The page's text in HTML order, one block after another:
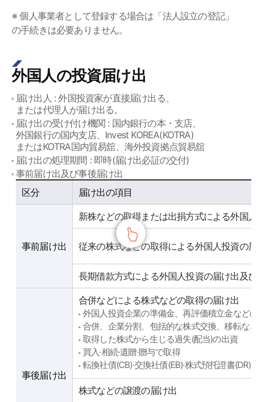
※ 個人事業者として登録する場合は「法人設立の登記」
の手続きは必要ありません。
外国人の投資届け出
届け出人 : 外国投資家が直接届け出る、
または代理人が届け出る。
届け出の受け付け機関 : 国内銀行の本・支店、
外国銀行の国内支店、Invest KOREA(KOTRA)
またはKOTRA国内貿易舘、海外投資拠点貿易舘
届け出の処理期間 : 即時(届け出必証の交付)
事前届け出及び事後届け出
사전신고 및 사후신고
区分
届け出の項目
事前届け出
新株などの取得または出捐方式による外国
従来の株式などの取得による外国人投資の届
長期借款方式による外国人投資の届け出及び
事後届け出
合併などによる株式などの取得の届け出
外国人投資企業の準備金、再評価積立金などの
合併、企業分割、包括的な株式交換、移転など
取得した株式から生じる過失(配当)の出資
買入·相続·遺贈·贈与で取得
転換社債(CB)·交換社債(EB)·株式預托證書(DR)
株式などの譲渡の届け出